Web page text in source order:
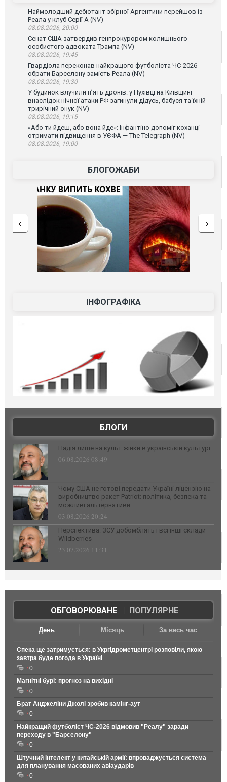
Наймолодший дебютант збірної Аргентини перейшов із
Реала у клуб Серії А (NV)
08.08.2026, 20:00
Сенат США затвердив генпрокурором колишнього
особистого адвоката Трампа (NV)
08.08.2026, 19:45
Гвардіола переконав найкращого футболіста ЧС-2026
обрати Барселону замість Реала (NV)
08.08.2026, 19:30
У будинок влучили п’ять дронів: у Пухівці на Київщині
внаслідок нічної атаки РФ загинули дідусь, бабуся та їхній
трирічний онук (NV)
08.08.2026, 19:15
«Або ти йдеш, або вона йде»: Інфантіно допоміг коханці
отримати підвищення в УЄФА — The Telegraph (NV)
08.08.2026, 19:00
БЛОГОЖАБИ
ІНФОГРАФІКА
БЛОГИ
Надія лише на культ жінки в українській культурі
06.08.2026 08:49
Чому США не готові передати Україні ліцензію на
виробництво ракет Patriot: політика, безпека та
можливі альтернативи
03.08.2026 20:24
Перспектива: ЗСУ добомблять і всі інші склади
Wildberries
23.07.2026 11:31
ОБГОВОРЮВАНЕ| ПОПУЛЯРНЕ
День Місяць За весь час
Спека ще затримується: в Укргідрометцентрі розповіли, якою
завтра буде погода в Україні
0
Магнітні бурі: прогноз на вихідні
0
Брат Анджеліни Джолі зробив камінг-аут
0
Найкращий футболіст ЧС-2026 відмовив "Реалу" заради
переходу в "Барселону"
0
Штучний інтелект у китайській армії: впроваджується система
для планування масованих авіаударів
0